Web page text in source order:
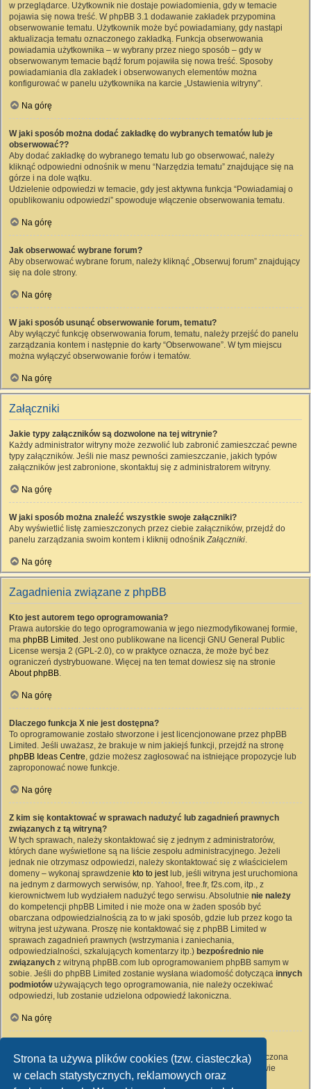
Strona ta używa plików cookies (tzw. ciasteczka)
w celach statystycznych, reklamowych oraz
w przeglądarce. Użytkownik nie dostaje powiadomienia, gdy w temacie
pojawia się nowa treść. W phpBB 3.1 dodawanie zakładek przypomina
obserwowanie tematu. Użytkownik może być powiadamiany, gdy nastąpi
aktualizacja tematu oznaczonego zakładką. Funkcja obserwowania
powiadamia użytkownika – w wybrany przez niego sposób – gdy w
obserwowanym temacie bądź forum pojawiła się nowa treść. Sposoby
powiadamiania dla zakładek i obserwowanych elementów można
konfigurować w panelu użytkownika na karcie „Ustawienia witryny”.
Na górę
W jaki sposób można dodać zakładkę do wybranych tematów lub je
obserwować??
Aby dodać zakładkę do wybranego tematu lub go obserwować, należy
kliknąć odpowiedni odnośnik w menu “Narzędzia tematu” znajdujące się na
górze i na dole wątku.
Udzielenie odpowiedzi w temacie, gdy jest aktywna funkcja “Powiadamiaj o
opublikowaniu odpowiedzi” spowoduje włączenie obserwowania tematu.
Na górę
Jak obserwować wybrane forum?
Aby obserwować wybrane forum, należy kliknąć „Obserwuj forum” znajdujący
się na dole strony.
Na górę
W jaki sposób usunąć obserwowanie forum, tematu?
Aby wyłączyć funkcję obserwowania forum, tematu, należy przejść do panelu
zarządzania kontem i następnie do karty “Obserwowane”. W tym miejscu
można wyłączyć obserwowanie forów i tematów.
Na górę
Załączniki
Jakie typy załączników są dozwolone na tej witrynie?
Każdy administrator witryny może zezwolić lub zabronić zamieszczać pewne
typy załączników. Jeśli nie masz pewności zamieszczanie, jakich typów
załączników jest zabronione, skontaktuj się z administratorem witryny.
Na górę
W jaki sposób można znaleźć wszystkie swoje załączniki?
Aby wyświetlić listę zamieszczonych przez ciebie załączników, przejdź do
panelu zarządzania swoim kontem i kliknij odnośnikZałączniki.
Na górę
Zagadnienia związane z phpBB
Kto jest autorem tego oprogramowania?
Prawa autorskie do tego oprogramowania w jego niezmodyfikowanej formie,
ma phpBB Limited . Jest ono publikowane na licencji GNU General Public
License wersja 2 (GPL-2.0), co w praktyce oznacza, że może być bez
ograniczeń dystrybuowane. Więcej na ten temat dowiesz się na stronie
About phpBB.
Na górę
Dlaczego funkcja X nie jest dostępna?
To oprogramowanie zostało stworzone i jest licencjonowane przez phpBB
Limited. Jeśli uważasz, że brakuje w nim jakiejś funkcji, przejdź na stronę
phpBB Ideas Centre, gdzie możesz zagłosować na istniejące propozycje lub
zaproponować nowe funkcje.
Na górę
Z kim się kontaktować w sprawach nadużyć lub zagadnień prawnych
związanych z tą witryną?
W tych sprawach, należy skontaktować się z jednym z administratorów,
których dane wyświetlone są na liście zespołu administracyjnego. Jeżeli
jednak nie otrzymasz odpowiedzi, należy skontaktować się z właścicielem
domeny – wykonaj sprawdzenie kto to jestlub, jeśli witryna jest uruchomiona
na jednym z darmowych serwisów, np. Yahoo!, free.fr, f2s.com, itp., z
kierownictwem lub wydziałem nadużyć tego serwisu. Absolutnie nie należy
do kompetencji phpBB Limited i nie może ona w żaden sposób być
obarczana odpowiedzialnością za to w jaki sposób, gdzie lub przez kogo ta
witryna jest używana. Proszę nie kontaktować się z phpBB Limited w
sprawach zagadnień prawnych (wstrzymania i zaniechania,
odpowiedzialności, szkalujących komentarzy itp.) bezpośrednio nie
związanych z witryną phpBB.com lub oprogramowaniem phpBB samym w
sobie. Jeśli do phpBB Limited zostanie wysłana wiadomość dotycząca innych
podmiotówużywających tego oprogramowania, nie należy oczekiwać
odpowiedzi, lub zostanie udzielona odpowiedź lakoniczna.
Na górę
Wszyscy użytkownicy witryny mogą używać – jeśli funkcja ta jest włączona
przez administratora witryny – formularza „Kontakt z nami”. Członkowie
witryny mogą także używać odnośnika „Zespół administracyjny”.